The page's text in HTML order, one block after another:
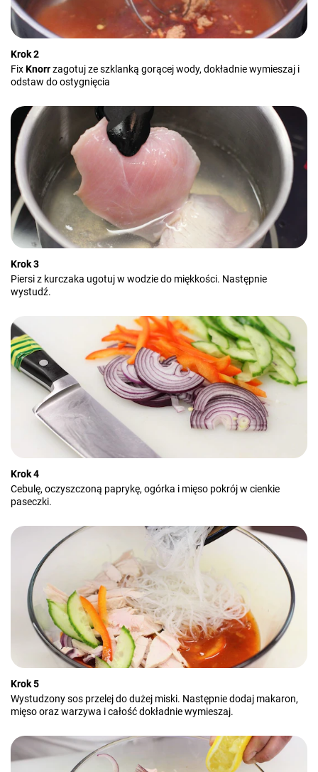
Krok 2
FixKnorrzagotuj ze szklanką gorącej wody, dokładnie wymieszaj i
odstaw do ostygnięcia
Krok 3
Piersi z kurczaka ugotuj w wodzie do miękkości. Następnie
wystudź.
Krok 4
Cebulę, oczyszczoną paprykę, ogórka i mięso pokrój w cienkie
paseczki.
Krok 5
Wystudzony sos przelej do dużej miski. Następnie dodaj makaron,
mięso oraz warzywa i całość dokładnie wymieszaj.